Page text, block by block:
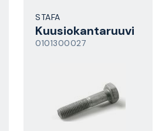
STAFA
Kuusiokantaruuvi
0101300027